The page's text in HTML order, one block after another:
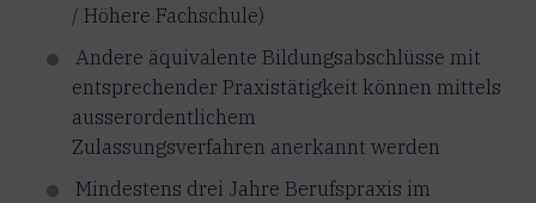
/ Höhere Fachschule)
Andere äquivalente Bildungsabschlüsse mit
ent­sprechender Praxistätigkeit können mittels
ausser­ordentlichem
Zulassungsverfahren anerkannt werden
Mindestens drei Jahre Berufspraxis im